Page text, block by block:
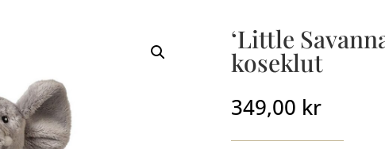
‘Little
koseklut
349,00 kr